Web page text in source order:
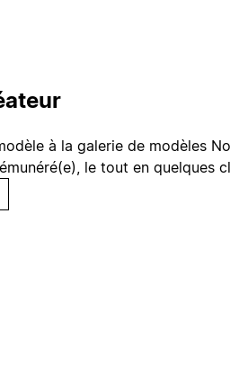
à la galerie de modèles
le tout en quelques